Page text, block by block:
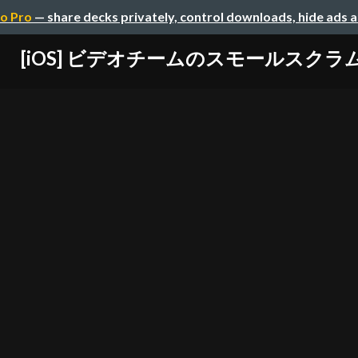
Pro — share decks privately, control downloads, hide ads
[iOS] ビデオチームのスモールスクラ